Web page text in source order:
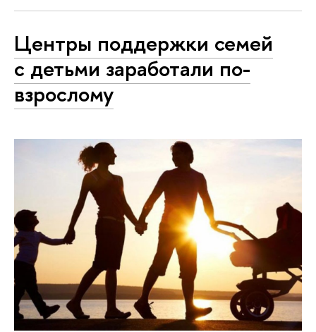
Центры поддержки семей
с детьми заработали по-
взрослому